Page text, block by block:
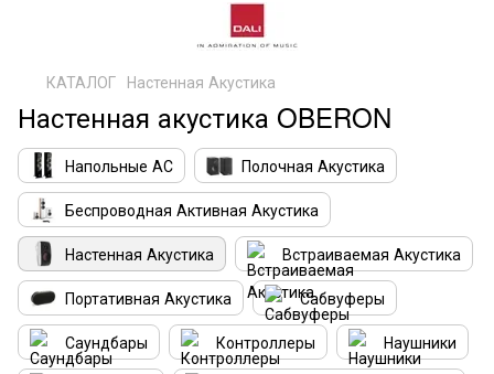
КАТАЛОГ Настенная Акустика
Настенная акустика OBERON
Напольные АС
Полочная Акустика
Беспроводная Активная Акустика
Настенная Акустика
Встраиваемая Акустика
Портативная Акустика
Сабвуферы
Саундбары
Контроллеры
Наушники